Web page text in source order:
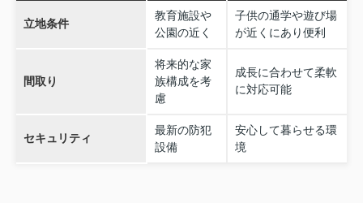
立地条件
教育施設や
公園の近く
子供の通学や遊び場
が近くにあり便利
間取り
将来的な家
族構成を考
慮
成長に合わせて柔軟
に対応可能
セキュリティ
最新の防犯
設備
安心して暮らせる環
境